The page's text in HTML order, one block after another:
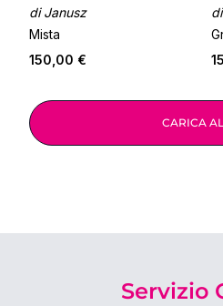
di Janusz
Mista
150,00 €
CARICA
Servizio